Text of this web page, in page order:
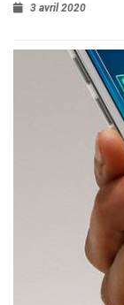
3 avril 2020